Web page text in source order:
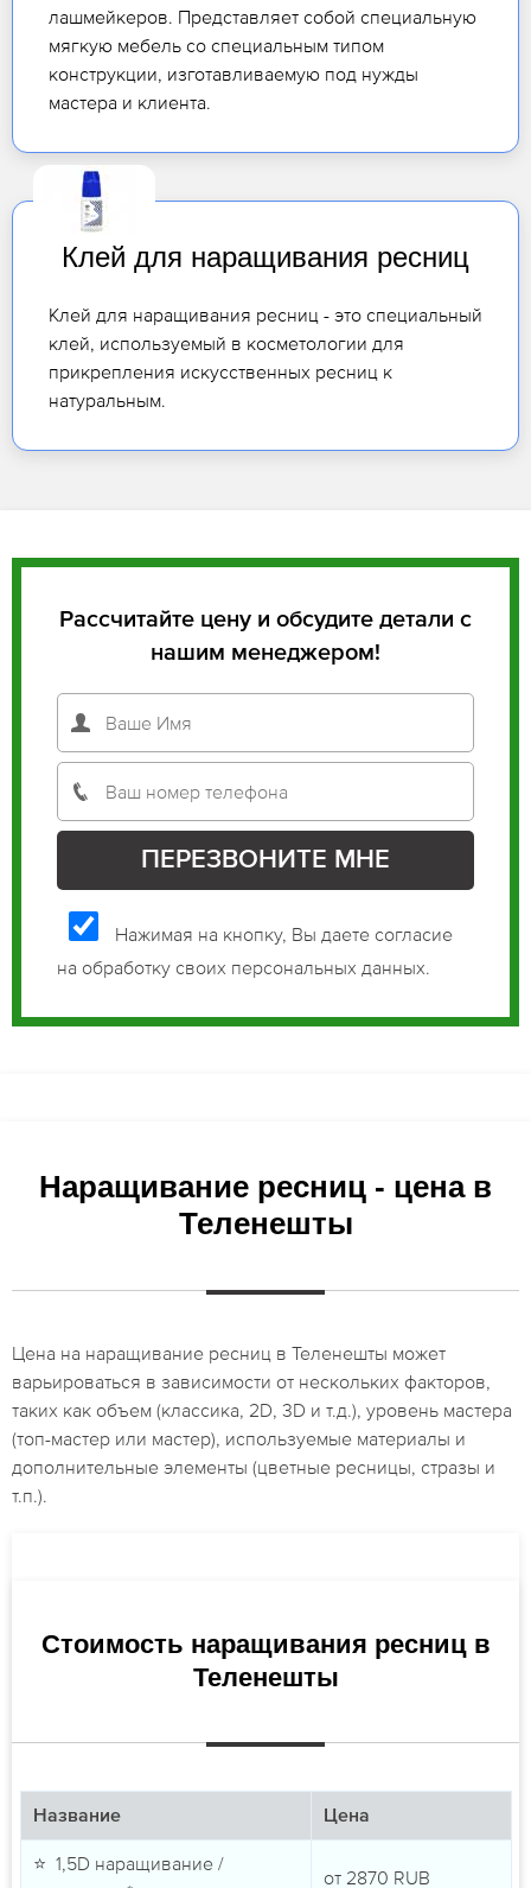
лашмейкеров. Представляет собой специальную
мягкую мебель со специальным типом
конструкции, изготавливаемую под нужды
мастера и клиента.
Клей для наращивания ресниц
Клей для наращивания ресниц - это специальный
клей, используемый в косметологии для
прикрепления искусственных ресниц к
натуральным.
Рассчитайте цену и обсудите детали с
нашим менеджером!
Нажимая на кнопку, Вы даете согласие
на обработку своих персональных данных.
Наращивание ресниц - цена в
Теленешты
Цена на наращивание ресниц в Теленешты может
варьироваться в зависимости от нескольких факторов,
таких как объем (классика, 2D, 3D и т.д.), уровень мастера
(топ-мастер или мастер), используемые материалы и
дополнительные элементы (цветные ресницы, стразы и
т.п.).
Стоимость наращивания ресниц в
Теленешты
Название Цена
⭐ 1,5D наращивание /
от 2870 RUB